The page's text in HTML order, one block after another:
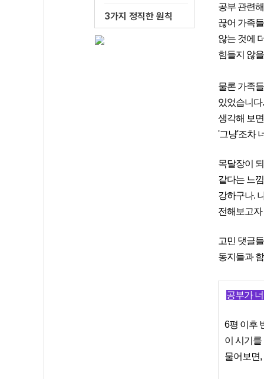
3가지 정직한 원칙
공부 관련
끊어 가족
않는 것에
힘들지 않
물론 가족
있었습니
생각해 보
'그냥'조차
목달장이
같다는 느
강하구나.
전해보고
고민 댓글
동지들과
공부가
6평 이후
이 시기
물어보면